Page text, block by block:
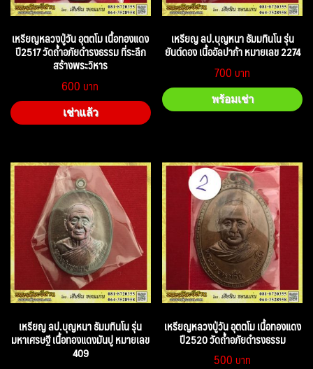
เหรียญหลวงปู่วัน อุตตโม เนื้อทองแดง
ปี2517 วัดถ้ำอภัยดำรงธรรม ที่ระลึก
สร้างพระวิหาร
600
เช่าแล้ว
เหรียญ ลป.บุญหนา ธัมมทินโน รุ่น
ยันต์ดอง เนื้ออัลปาก้า หมายเลข 2274
700
พร้อมเช่า
เหรียญ ลป.บุญหนา ธัมมทินโน รุ่น
มหาเศรษฐี เนื้อทองแดงมันปู หมายเลข
409
เหรียญหลวงปู่วัน อุตตโม เนื้อทองแดง
ปี2520 วัดถ้ำอภัยดำรงธรรม
500